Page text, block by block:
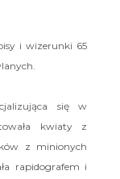
i wizerunki 65
się w
kwiaty z
z minionych
rapidografem i